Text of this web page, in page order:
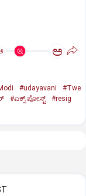
ಅ
#udayavani
#Twe
#ಎಕ್ಸ್‌ ಪೋಸ್ಟ್
#resig